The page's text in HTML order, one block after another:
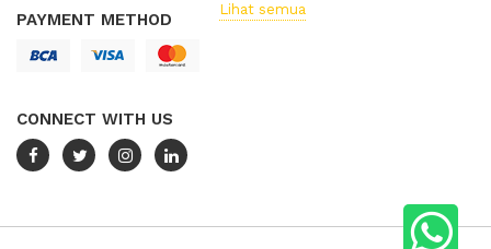
PAYMENT METHOD
CONNECT WITH US
Lihat semua